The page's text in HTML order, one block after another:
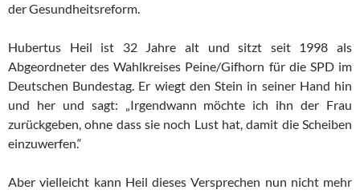
der Gesundheitsreform.
Hubertus Heil ist 32 Jahre alt und sitzt seit 1998 als
Abgeordneter des Wahlkreises Peine/Gifhorn für die SPD im
Deutschen Bundestag. Er wiegt den Stein in seiner Hand hin
und her und sagt: „Irgendwann möchte ich ihn der Frau
zurückgeben, ohne dass sie noch Lust hat, damit die Scheiben
einzuwerfen.“
Aber vielleicht kann Heil dieses Versprechen nun nicht mehr